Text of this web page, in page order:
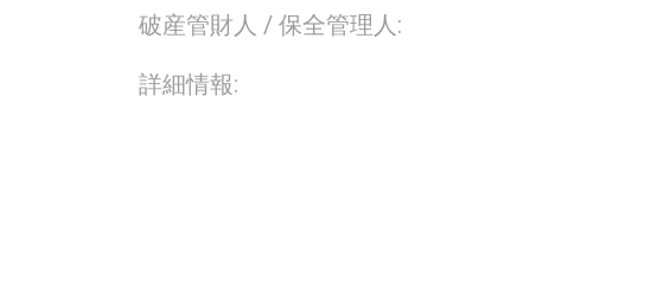
破産管財人 / 保全管理人:
詳細情報: